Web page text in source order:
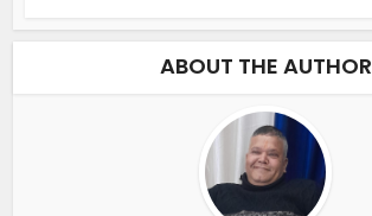
ABOUT THE AUTHOR